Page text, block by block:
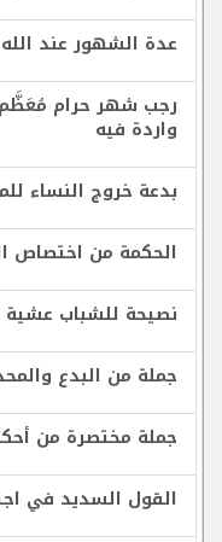
عدة الشهور عند
رجب شهر حرام مُعَظَّم
واردة فيه
بدعة خروج النساء
الحكمة من اختصاص
نصيحة للشباب عشية
جملة من البدع
جملة مختصرة من
القول السديد في